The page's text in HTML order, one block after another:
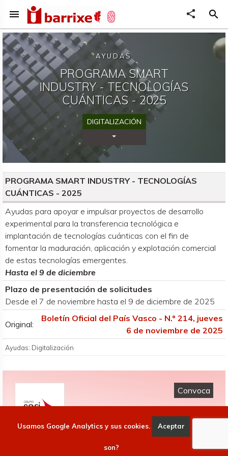
menu share search
AYUDAS
PROGRAMA SMART
INDUSTRY - TECNOLOGÍAS
CUÁNTICAS - 2025
DIGITALIZACIÓN
Desplegar Categorías
Organismo convocante
PROGRAMA SMART INDUSTRY - TECNOLOGÍAS
CUÁNTICAS - 2025
Ayudas: Digitalización
Ayudas para apoyar e impulsar proyectos de desarrollo
experimental para la transferencia tecnológica e
implantación de tecnologías cuánticas con el fin de
fomentar la maduración, aplicación y explotación comercial
de estas tecnologías emergentes.
Hasta el 9 de diciembre
Plazo de presentación de solicitudes
Desde el 7 de noviembre hasta el 9 de diciembre de 2025
Original:
Boletín Oficial del País Vasco - N.º 214, jueves
6 de noviembre de 2025
Convoca
Usamos Google Analytics y sus cookies. Aceptar
son?